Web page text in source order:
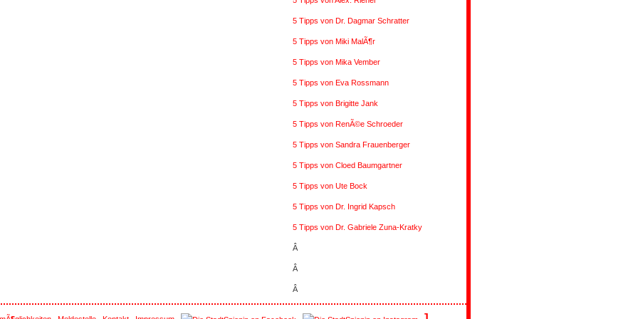
5 Tipps von Dr. Dagmar Schratter
5 Tipps von Miki MalÃ¶r
5 Tipps von Mika Vember
5 Tipps von Eva Rossmann
5 Tipps von Brigitte Jank
5 Tipps von RenÃ©e Schroeder
5 Tipps von Sandra Frauenberger
5 Tipps von Cloed Baumgartner
5 Tipps von Ute Bock
5 Tipps von Dr. Ingrid Kapsch
5 Tipps von Dr. Gabriele Zuna-Kratky
Â
Â
Â